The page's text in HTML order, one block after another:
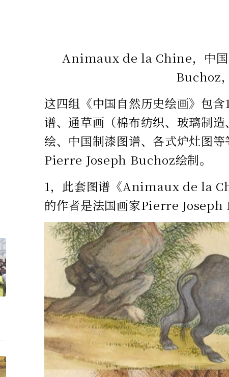
Animaux de la Chine，中国
Buchoz
这四组《中国自然历史绘画》包
谱、通草画（棉布纺织、玻璃制
绘、中国制漆图谱、各式炉灶图
Pierre Joseph Buchoz绘制。
1，此套图谱《Animaux de la
的作者是法国画家Pierre Joseph